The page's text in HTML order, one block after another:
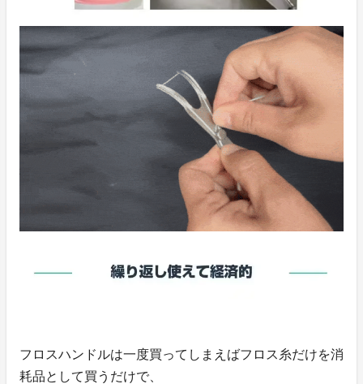
フロスハンドルは一度買ってしまえばフロス糸だけを消
耗品として買うだけで、